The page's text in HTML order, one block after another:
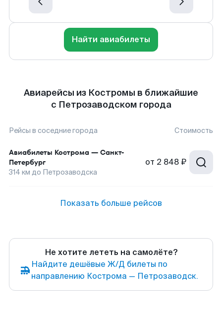
Найти авиабилеты
Авиарейсы из Костромы в ближайшие
с Петрозаводском города
Рейсы в соседние города Стоимость
Авиабилеты Кострома — Санкт-
Петербург
314 км до Петрозаводска
от 2 848 ₽
Показать больше рейсов
Не хотите лететь на самолёте?
Найдите дешёвые Ж/Д билеты по
направлению Кострома — Петрозаводск.